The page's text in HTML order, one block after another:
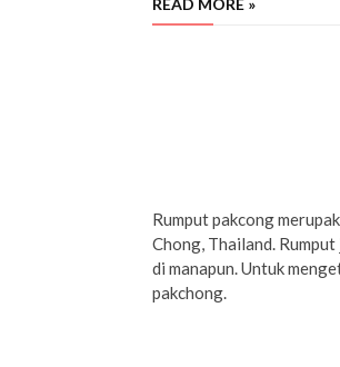
READ MORE »
Rumput pakcong
Chong, Thailand.
di manapun. Untuk
pakchong.